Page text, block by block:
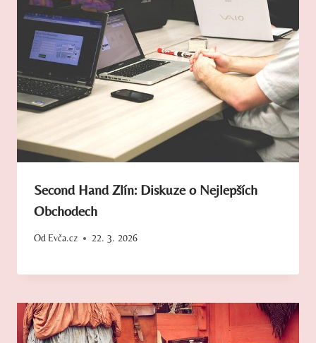
Second Hand Zlín: Diskuze o Nejlepších
Obchodech
Od Evča.cz 22. 3. 2026